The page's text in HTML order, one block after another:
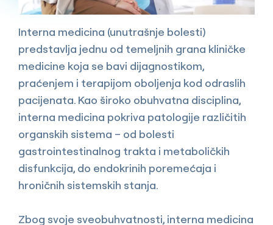
Interna medicina (unutrašnje bolesti)
predstavlja jednu od temeljnih grana kliničke
medicine koja se bavi dijagnostikom,
praćenjem i terapijom oboljenja kod odraslih
pacijenata. Kao široko obuhvatna disciplina,
interna medicina pokriva patologije različitih
organskih sistema – od bolesti
gastrointestinalnog trakta i metaboličkih
disfunkcija, do endokrinih poremećaja i
hroničnih sistemskih stanja.
Zbog svoje sveobuhvatnosti, interna medicina